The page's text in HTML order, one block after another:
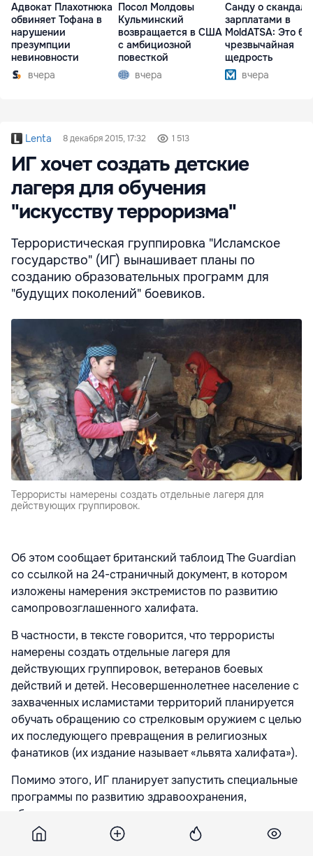
Адвокат Плахотнюка
обвиняет Тофана в
нарушении
презумпции
невиновности
вчера
Посол Молдовы
Кульминский
возвращается в США
с амбициозной
повесткой
вчера
Санду о
зарплатами в
MoldATSA: Это
чрезвычайная
щедрость
вчера
Lenta 8 декабря 2015, 17:32 1 513
ИГ хочет создать детские
лагеря для обучения
"искусству терроризма"
Террористическая группировка "Исламское
государство" (ИГ) вынашивает планы по
созданию образовательных программ для
"будущих поколений" боевиков.
Террористы намерены создать отдельные лагеря для
действующих группировок.
Об этом сообщает британский таблоид The Guardian
со ссылкой на 24-страничный документ, в котором
изложены намерения экстремистов по развитию
самопровозглашенного халифата.
В частности, в тексте говорится, что террористы
намерены создать отдельные лагеря для
действующих группировок, ветеранов боевых
действий и детей. Несовершеннолетнее население с
захваченных исламистами территорий планируется
обучать обращению со стрелковым оружием с целью
их последующего превращения в религиозных
фанатиков (их издание называет «львята халифата»).
Помимо этого, ИГ планирует запустить специальные
программы по развитию здравоохранения,
образования, промышленности и пропаганды.
The Guardian отмечает, что экстремистская